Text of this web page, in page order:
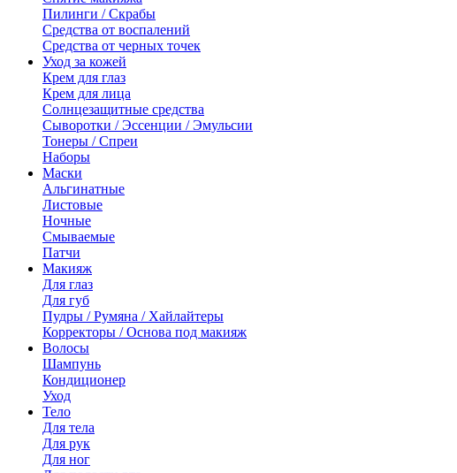
Пилинги / Скрабы
Средства от воспалений
Средства от черных точек
Уход за кожей
Крем для глаз
Крем для лица
Солнцезащитные средства
Сыворотки / Эссенции / Эмульсии
Тонеры / Спреи
Наборы
Маски
Альгинатные
Листовые
Ночные
Смываемые
Патчи
Макияж
Для глаз
Для губ
Пудры / Румяна / Хайлайтеры
Корректоры / Основа под макияж
Волосы
Шампунь
Кондиционер
Уход
Тело
Для тела
Для рук
Для ног